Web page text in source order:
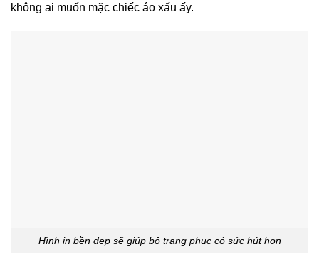
không ai muốn mặc chiếc áo xấu ấy.
Hình in bền đẹp sẽ giúp bộ trang phục có sức hút hơn